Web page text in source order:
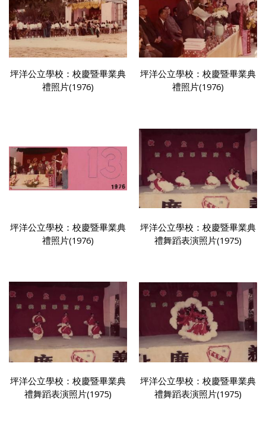
坪洋公立學校：校慶暨畢業典
禮照片(1976)
坪洋公立學校：校慶暨畢業典
禮照片(1976)
坪洋公立學校：校慶暨畢業典
禮照片(1976)
坪洋公立學校：校慶暨畢業典
禮舞蹈表演照片(1975)
坪洋公立學校：校慶暨畢業典
禮舞蹈表演照片(1975)
坪洋公立學校：校慶暨畢業典
禮舞蹈表演照片(1975)